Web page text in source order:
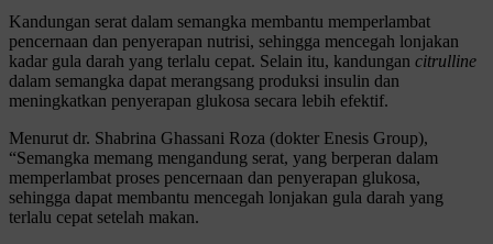
Kandungan serat dalam semangka membantu memperlambat
pencernaan dan penyerapan nutrisi, sehingga mencegah lonjakan
kadar gula darah yang terlalu cepat. Selain itu, kandungan citrulline
dalam semangka dapat merangsang produksi insulin dan
meningkatkan penyerapan glukosa secara lebih efektif.
Menurut dr. Shabrina Ghassani Roza (dokter Enesis Group),
“Semangka memang mengandung serat, yang berperan dalam
memperlambat proses pencernaan dan penyerapan glukosa,
sehingga dapat membantu mencegah lonjakan gula darah yang
terlalu cepat setelah makan.